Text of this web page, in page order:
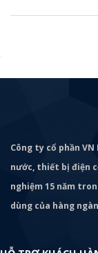
Công ty cổ phần
nước, thiết bị điện
nghiệm 15 năm
dùng của hàng